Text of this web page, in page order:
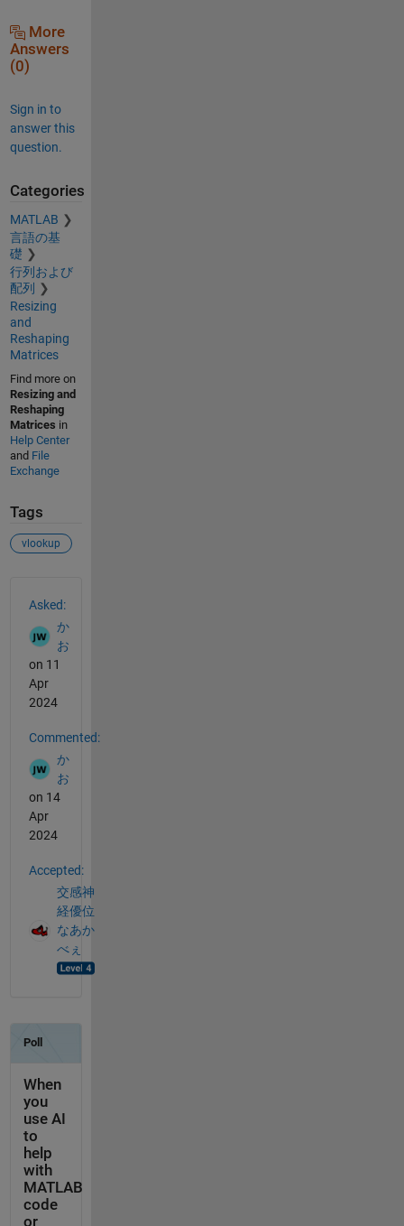
More
Answers
(0)
Sign in to
answer this
question.
Categories
MATLAB
言語の基
礎
行列および
配列
Resizing
and
Reshaping
Matrices
Find more on
Resizing and
Reshaping
Matrices in
Help Center
and File
Exchange
Tags
vlookup
Asked:
か
お
on 11
Apr
2024
Commented:
か
お
on 14
Apr
2024
Accepted:
交感神
経優位
なあか
べぇ